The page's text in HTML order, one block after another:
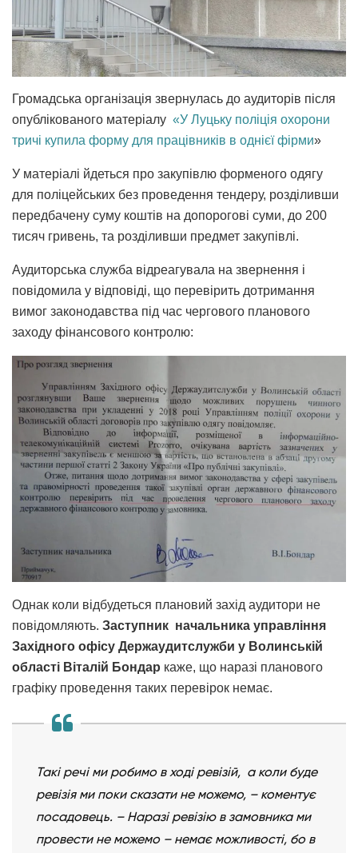
Громадська організація звернулась до аудиторів після
опублікованого матеріалу «У Луцьку поліція охорони
тричі купила форму для працівників в однієї фірми»
У матеріалі йдеться про закупівлю форменого одягу
для поліцейських без проведення тендеру, розділивши
передбачену суму коштів на допорогові суми, до 200
тисяч гривень, та розділивши предмет закупівлі.
Аудиторська служба відреагувала на звернення і
повідомила у відповіді, що перевірить дотримання
вимог законодавства під час чергового планового
заходу фінансового контролю:
Однак коли відбудеться плановий захід аудитори не
повідомляють. Заступник начальника управління
Західного офісу Держаудитслужби у Волинській
області Віталій Бондар каже, що наразі планового
графіку проведення таких перевірок немає.
Такі речі ми робимо в ході ревізій, а коли буде
ревізія ми поки сказати не можемо, – коментує
посадовець. – Наразі ревізію в замовника ми
провести не можемо – немає можливості, бо в